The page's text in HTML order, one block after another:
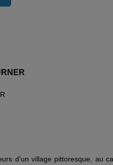
d'un village pittoresque, au